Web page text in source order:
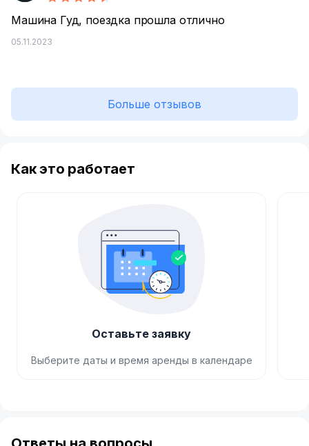
Машина Гуд, поездка прошла отлично
05.11.2023
Больше отзывов
Как это работает
Оставьте заявку
Выберите даты и время аренды в календаре
of